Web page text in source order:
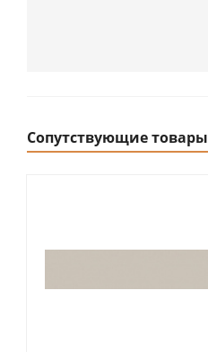
Сопутствующие товары